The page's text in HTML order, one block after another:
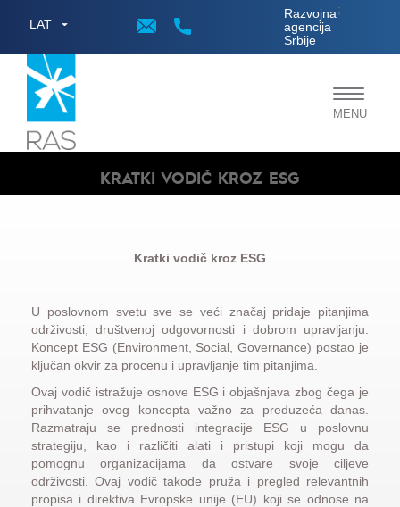
LAT
Razvojna
agencija
Srbije
;
Toggle
MENU
KRATKI VODIČ KROZ ESG
Kratki vodič kroz ESG
U poslovnom svetu sve se veći značaj pridaje pitanjima
održivosti, društvenoj odgovornosti i dobrom upravljanju.
Koncept ESG (Environment, Social, Governance) postao je
ključan okvir za procenu i upravljanje tim pitanjima.
Ovaj vodič istražuje osnove ESG i objašnjava zbog čega je
prihvatanje ovog koncepta važno za preduzeća danas.
Razmatraju se prednosti integracije ESG u poslovnu
strategiju, kao i različiti alati i pristupi koji mogu da
pomognu organizacijama da ostvare svoje ciljeve
održivosti. Ovaj vodič takođe pruža i pregled relevantnih
propisa i direktiva Evropske unije (EU) koji se odnose na